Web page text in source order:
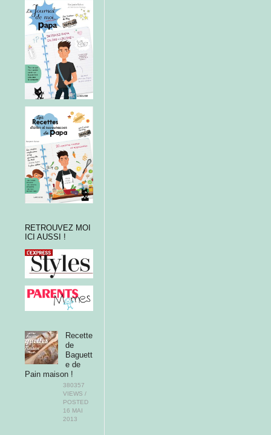
RETROUVEZ MOI
ICI AUSSI !
Recette
de
Baguett
e de
Pain maison !
380357
VIEWS /
POSTED
16 MAI
2013